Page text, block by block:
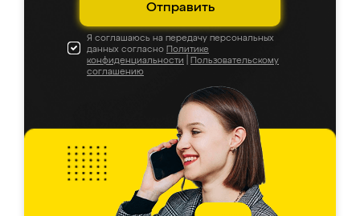
Отправить
Я соглашаюсь на передачу персональных
данных согласно Политике
конфиденциальности
Пользовательскому
соглашению